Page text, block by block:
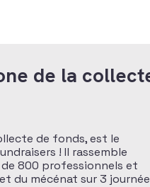
de la
de fonds, est le
! Il rassemble
de 800 professionnels et
du mécénat sur 3